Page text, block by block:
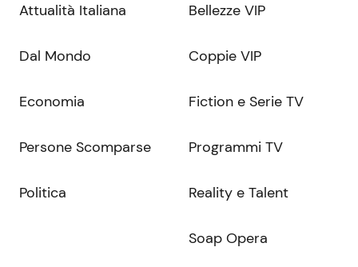
Attualità Italiana
Dal Mondo
Economia
Persone Scomparse
Politica
Bellezze VIP
Coppie VIP
Fiction e Serie TV
Programmi TV
Reality e Talent
Soap Opera